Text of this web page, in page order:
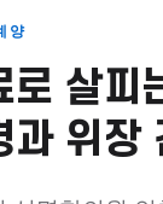
양
로 살피
과 위장